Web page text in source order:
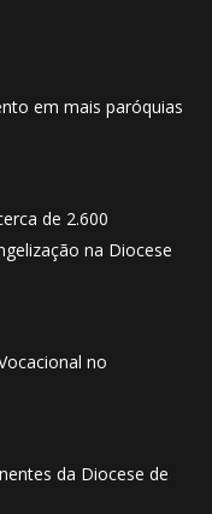
em mais paróquias
de 2.600
na Diocese
no
da Diocese de